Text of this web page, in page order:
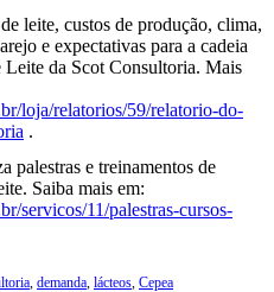
leite, custos de produção, clima,
e expectativas para a cadeia
Leite da Scot Consultoria. Mais
loja/relatorios/59/relatorio-do-
.
palestras e treinamentos de
Saiba mais em:
servicos/11/palestras-cursos-
, demanda, lácteos, Cepea